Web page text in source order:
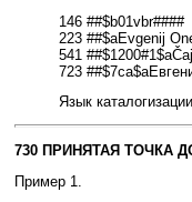
146 ##$b01vbr####
223 ##$aEvgenij
541
723
Язык
730 ПРИНЯТАЯ ТОЧКА
Пример 1.